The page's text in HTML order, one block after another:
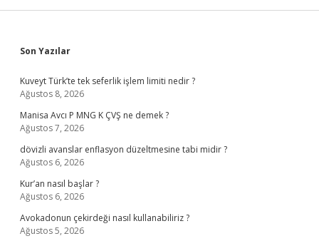
Sidebar
Son Yazılar
Kuveyt Türk’te tek seferlik işlem limiti nedir ?
Ağustos 8, 2026
Manisa Avcı P MNG K ÇVŞ ne demek ?
Ağustos 7, 2026
dövizli avanslar enflasyon düzeltmesine tabi midir ?
Ağustos 6, 2026
Kur’an nasıl başlar ?
Ağustos 6, 2026
Avokadonun çekirdeği nasıl kullanabiliriz ?
Ağustos 5, 2026